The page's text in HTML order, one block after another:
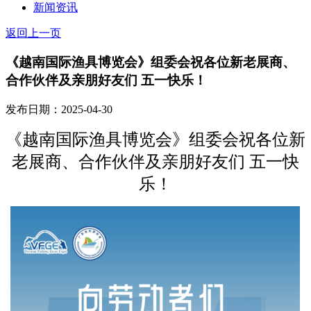
新闻资讯
返回上一页
《越南国际渔具博览会》组委会祝各位新老展商、
合作伙伴及亲朋好友们 五一快乐！
发布日期：2025-04-30
《越南国际渔具博览会》组委会祝各位新
老展商、合作伙伴及亲朋好友们 五一快
乐！